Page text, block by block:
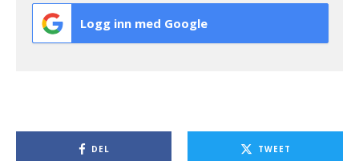
Logg inn med Google
DEL TWEET